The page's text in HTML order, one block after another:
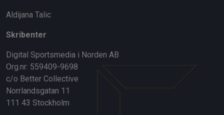
Aldijana Talic
Skribenter
Digital Sportsmedia i Norden AB
Org.nr: 559409-9698
c/o Better Collective
Norrlandsgatan 11
111 43 Stockholm